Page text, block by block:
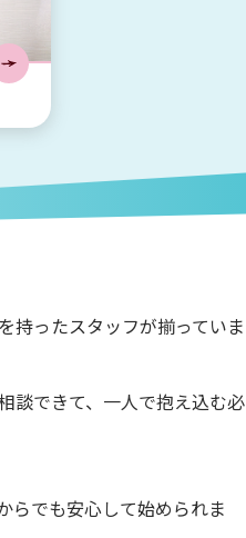
持ったスタッフが揃っていま
談できて、一人で抱え込む必
らでも安心して始められま